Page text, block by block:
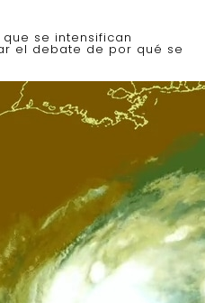
se intensifican
el debate de por qué se